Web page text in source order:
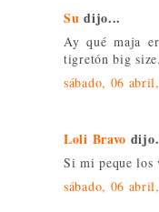
Su dijo...
Ay qué maja
tigretón big
sábado, 06
Loli Bravo
Si mi peque los
sábado, 06